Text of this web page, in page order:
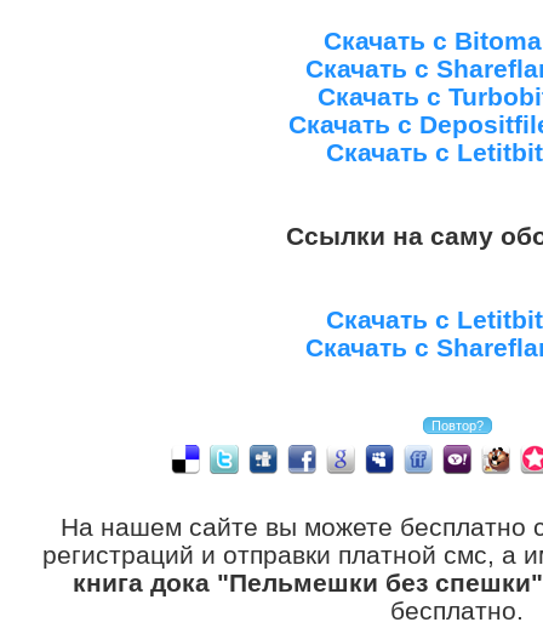
Скачать с
Скачать с
Скачать с
Скачать с
Скачать с
Ссылки на саму
Скачать с
Скачать с
На нашем сайте вы можете бесплатно
регистраций и отправки платной смс, а
книга дока "Пельмешки без
бесплатно.